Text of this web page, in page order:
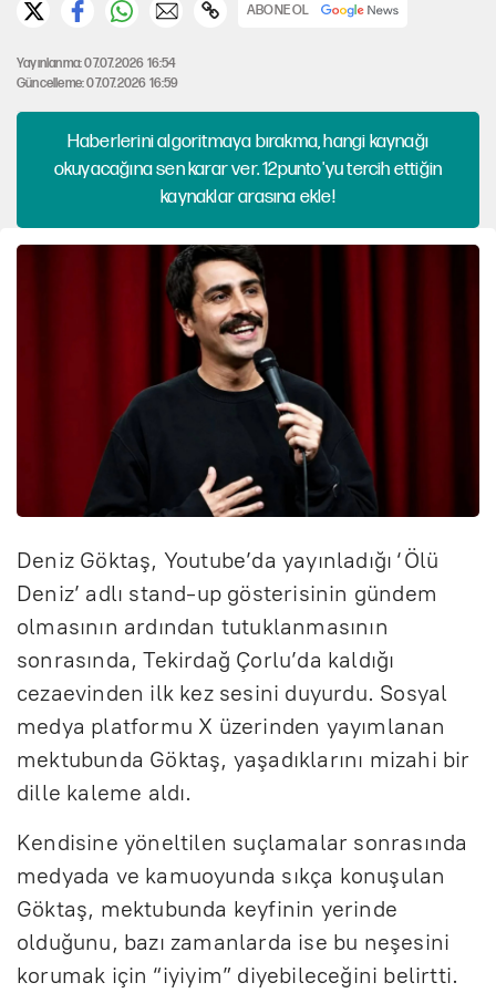
ABONE OL
Yayınlanma: 07.07.2026 16:54
Güncelleme: 07.07.2026 16:59
Haberlerini algoritmaya bırakma, hangi kaynağı
okuyacağına sen karar ver. 12punto'yu tercih ettiğin
kaynaklar arasına ekle!
Deniz Göktaş, Youtube’da yayınladığı ‘Ölü
Deniz’ adlı stand-up gösterisinin gündem
olmasının ardından tutuklanmasının
sonrasında, Tekirdağ Çorlu’da kaldığı
cezaevinden ilk kez sesini duyurdu. Sosyal
medya platformu X üzerinden yayımlanan
mektubunda Göktaş, yaşadıklarını mizahi bir
dille kaleme aldı.
Kendisine yöneltilen suçlamalar sonrasında
medyada ve kamuoyunda sıkça konuşulan
Göktaş, mektubunda keyfinin yerinde
olduğunu, bazı zamanlarda ise bu neşesini
korumak için “iyiyim” diyebileceğini belirtti.